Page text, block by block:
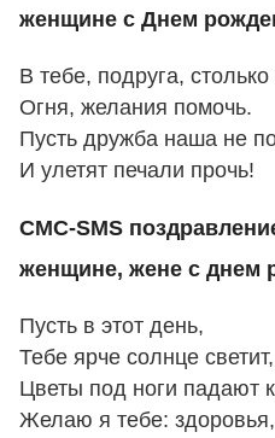
женщине с Днем
В тебе, подруга, столько
Огня, желания помочь.
Пусть дружба наша не
И улетят печали прочь!
СМС-SMS
женщине, жене с днем
Пусть в этот день,
Тебе ярче солнце светит,
Цветы под ноги падают
Желаю я тебе: здоровья,